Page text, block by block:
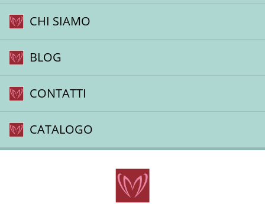
CHI SIAMO
BLOG
CONTATTI
CATALOGO